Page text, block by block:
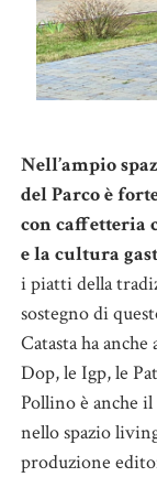
Nell’ampio
del Parco è
con caffetteria
e la cultura
i piatti della
sostegno di
Catasta ha
Dop, le Igp, le
Pollino è anche
nello spazio
produzione